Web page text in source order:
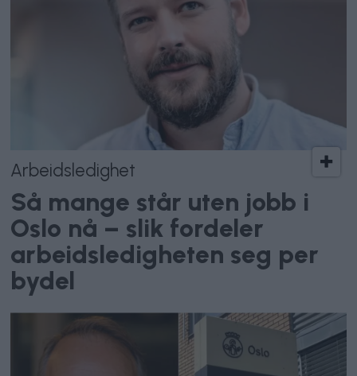
Arbeidsledighet
Så mange står uten jobb i
Oslo nå – slik fordeler
arbeidsledigheten seg per
bydel